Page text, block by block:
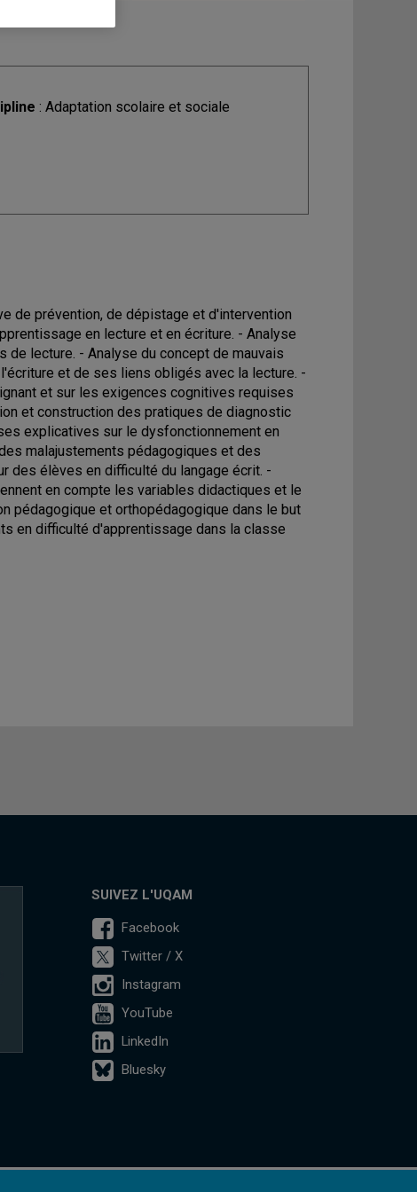
: Adaptation scolaire et sociale
de prévention, de dépistage et d'intervention
en lecture et en écriture. - Analyse
lecture. - Analyse du concept de mauvais
et de ses liens obligés avec la lecture. -
et sur les exigences cognitives requises
et construction des pratiques de diagnostic
explicatives sur le dysfonctionnement en
malajustements pédagogiques et des
des élèves en difficulté du langage écrit. -
en compte les variables didactiques et le
pédagogique et orthopédagogique dans le but
en difficulté d'apprentissage dans la classe
SUIVEZ L'UQAM
Facebook
Twitter / X
Instagram
YouTube
LinkedIn
Bluesky